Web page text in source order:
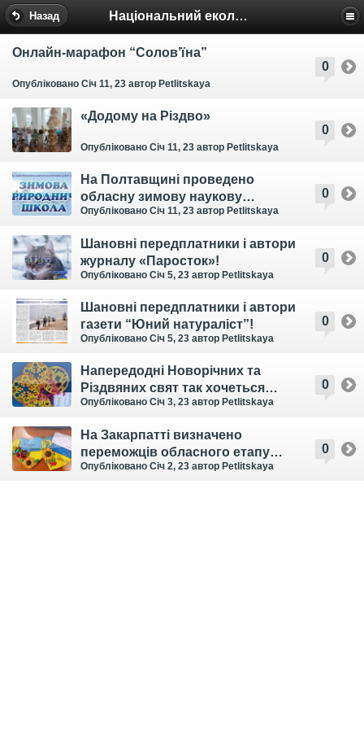
Назад Національний еколого-натуралістичний центр
0
Онлайн-марафон “Солов’їна”
Опубліковано Січ 11, 23 автор Petlitskaya
0
«Додому на Різдво»
Опубліковано Січ 11, 23 автор Petlitskaya
0
На Полтавщині проведено
обласну зимову наукову
предметну школу 2023!
Опубліковано Січ 11, 23 автор Petlitskaya
0
Шановні передплатники і автори
журналу «Паросток»!
Опубліковано Січ 5, 23 автор Petlitskaya
0
Шановні передплатники і автори
газети “Юний натураліст”!
Опубліковано Січ 5, 23 автор Petlitskaya
0
Напередодні Новорічних та
Різдвяних свят так хочеться
дива!
Опубліковано Січ 3, 23 автор Petlitskaya
0
На Закарпатті визначено
переможців обласного етапу
Всеукраїнських виставок-
Опубліковано Січ 2, 23 автор Petlitskaya